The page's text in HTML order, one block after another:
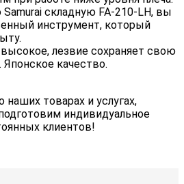
складную FA-210-LH, вы
инструмент, который
лезвие сохраняет свою
качество.
товарах и услугах,
индивидуальное
клиентов!